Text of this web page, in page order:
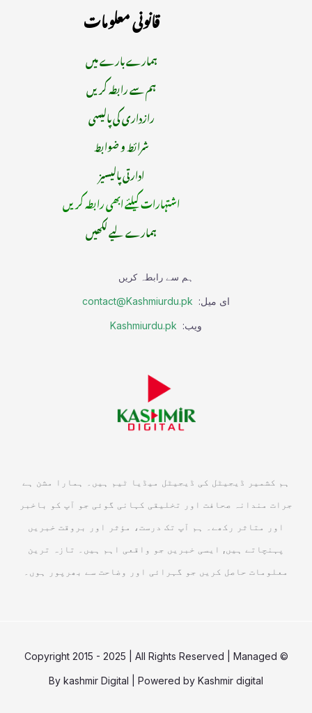
قانونی معلومات
ہمارے بارے میں
ہم سے رابطہ کریں
رازداری کی پالیسی
شرائط و ضوابط
ادارتی پالیسیز
اشتہارات کیلئے ابھی رابطہ کریں
ہمارے لیے لکھیں
ہم سے رابطہ کریں
ای میل: contact@Kashmiurdu.pk
ویب: Kashmiurdu.pk
ہم کشمیر ڈیجیٹل کی ڈیجیٹل میڈیا ٹیم ہیں۔ ہمارا مشن ہے
جرات مندانہ صحافت اور تخلیقی کہانی گوئی جو آپ کو باخبر
اور متاثر رکھے۔ ہم آپ تک درست، مؤثر اور بروقت خبریں
پہنچاتے ہیں, ایسی خبریں جو واقعی اہم ہیں۔ تازہ ترین
معلومات حاصل کریں جو گہرائی اور وضاحت سے بھرپور ہوں۔
© Copyright 2015 - 2025 | All Rights Reserved | Managed
By kashmir Digital | Powered by Kashmir digital